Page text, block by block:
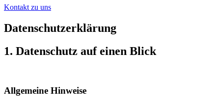
Kontakt zu uns
Datenschutzerklärung
1. Datenschutz auf einen Blick
Allgemeine Hinweise